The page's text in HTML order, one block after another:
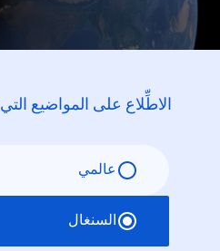
الاطِّلاع على المواضيع
عالمي
السنغال